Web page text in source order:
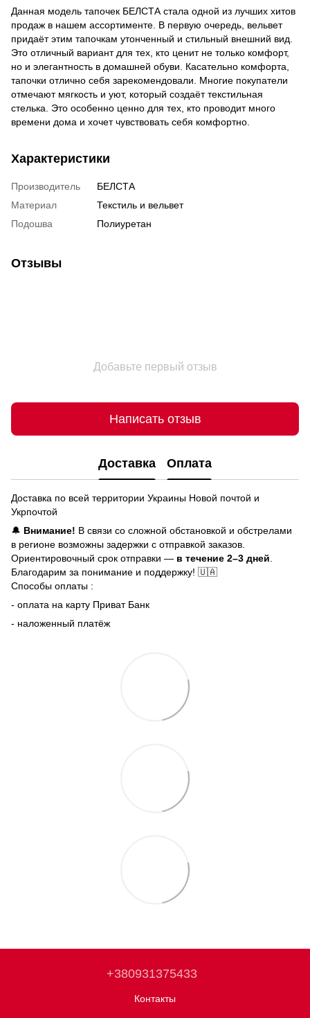
Данная модель тапочек БЕЛСТА стала одной из лучших хитов
продаж в нашем ассортименте. В первую очередь, вельвет
придаёт этим тапочкам утонченный и стильный внешний вид.
Это отличный вариант для тех, кто ценит не только комфорт,
но и элегантность в домашней обуви. Касательно комфорта,
тапочки отлично себя зарекомендовали. Многие покупатели
отмечают мягкость и уют, который создаёт текстильная
стелька. Это особенно ценно для тех, кто проводит много
времени дома и хочет чувствовать себя комфортно.
Характеристики
Производитель
БЕЛСТА
Материал
Текстиль и вельвет
Подошва
Полиуретан
Отзывы
Добавьте первый отзыв
Написать отзыв
Доставка Оплата
Доставка по всей территории Украины Новой почтой и
Укрпочтой
🔔 Внимание! В связи со сложной обстановкой и обстрелами
в регионе возможны задержки с отправкой заказов.
Ориентировочный срок отправки — в течение 2–3 дней
Благодарим за понимание и поддержку! 🇺🇦
Способы оплаты :
- оплата на карту Приват Банк
- наложенный платёж
+380931375433
Контакты